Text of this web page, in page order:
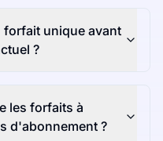
forfait unique avant
?
les forfaits à
d'abonnement ?